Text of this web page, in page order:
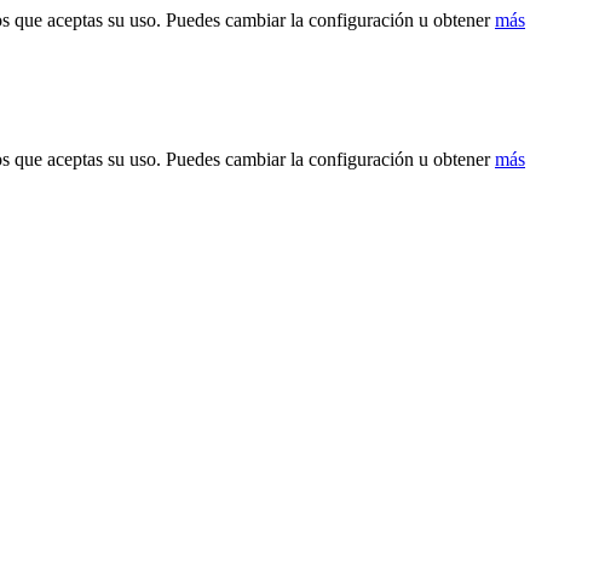
aceptas su uso. Puedes cambiar la configuración u obtenermás
aceptas su uso. Puedes cambiar la configuración u obtenermás